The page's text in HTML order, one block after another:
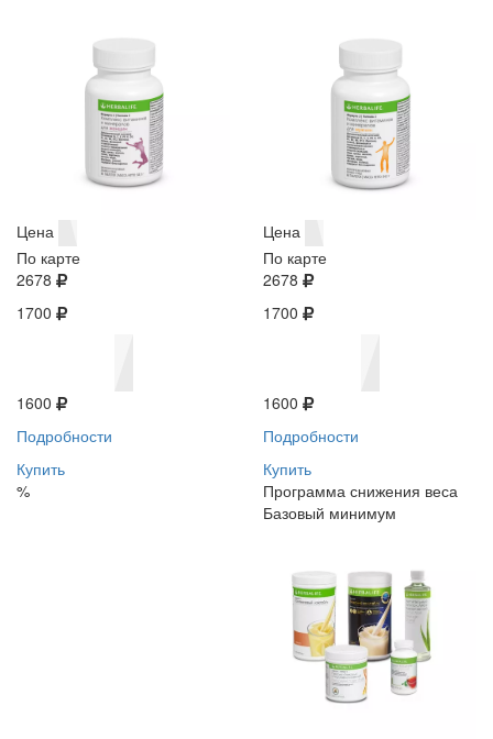
Цена
По карте
2678
1700
1600
Подробности
Купить
%
Цена
По карте
2678
1700
1600
Подробности
Купить
Программа снижения веса
Базовый минимум